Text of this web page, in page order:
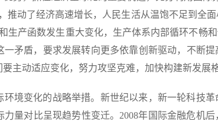
推动了经济高速增长，人民生活从温饱不足到全
生产函数发生重大变化，生产体系内部循环不畅
矛盾，要求发展转向更多依靠创新驱动，不断
主动适应变化，努力攻坚克难，加快构建新发展格
环境变化的战略举措。新世纪以来，新一轮科技
量对比呈现趋势性变迁。2008年国际金融危机